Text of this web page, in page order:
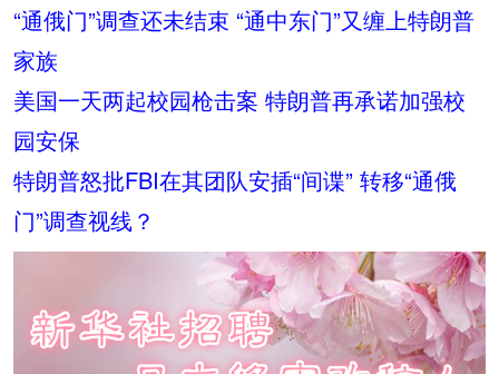
“通俄门”调查还未结束 “通中东门”又缠上特朗普
家族
美国一天两起校园枪击案 特朗普再承诺加强校
园安保
特朗普怒批FBI在其团队安插“间谍” 转移“通俄
门”调查视线？